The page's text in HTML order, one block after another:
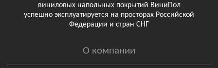
виниловых напольных покрытий ВиниПол
успешно эксплуатируется на просторах Российской
Федерации и стран СНГ
О компании